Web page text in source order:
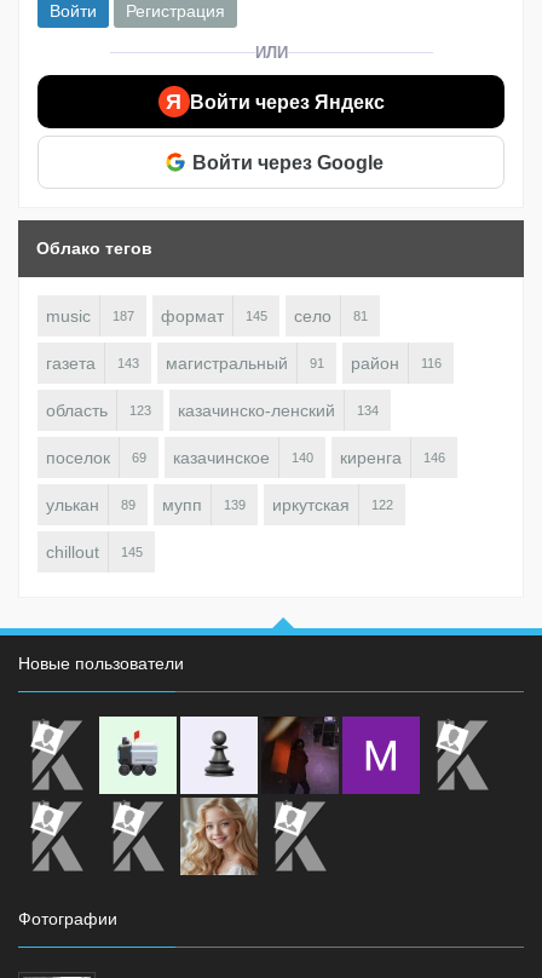
Войти Регистрация
ИЛИ
Я Войти через Яндекс
Войти через Google
Облако тегов
music 187 формат 145 село 81
газета 143 магистральный 91 район 116
область 123 казачинско-ленский 134
поселок 69 казачинское 140 киренга 146
улькан 89 мупп 139 иркутская 122
chillout 145
Новые пользователи
Фотографии